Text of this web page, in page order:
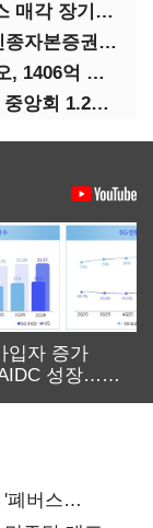
[IB토마토]한앤컴퍼니, 마이크로웍스 매각 장기화 대비…배당 회수판 깔았다
[IB토마토](Deal모니터)우리금융, 신종자본증권 발행했지만 차환금리 '부담'
[IB토마토](유증레이다)엘앤씨바이오, 1406억 유증…최대주주는 절반만 청약
[IB토마토](크레딧시그널)농협금융, 중앙회 1.2조 지원받아 생산적금융 확대
입자 증가
성장…
폐버스